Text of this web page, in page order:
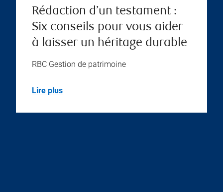
Rédaction d’un testament :
Six conseils pour vous aider
à laisser un héritage durable
RBC Gestion de patrimoine
Lire plus